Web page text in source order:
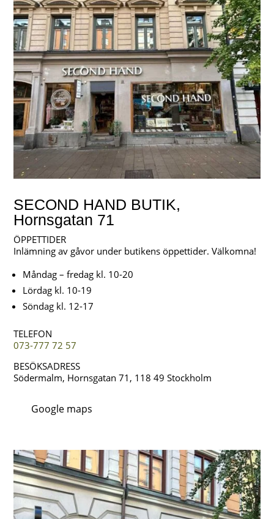
SECOND HAND BUTIK,
Hornsgatan 71
ÖPPETTIDER
Inlämning av gåvor under butikens öppettider. Välkomna!
Måndag – fredag kl. 10-20
Lördag kl. 10-19
Söndag kl. 12-17
TELEFON
073-777 72 57
BESÖKSADRESS
Södermalm, Hornsgatan 71, 118 49 Stockholm
Google maps